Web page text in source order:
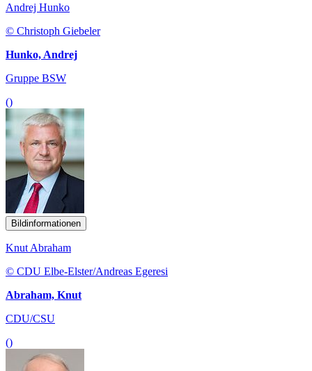
Andrej Hunko
© Christoph Giebeler
Hunko, Andrej
Gruppe BSW
()
Bildinformationen
Knut Abraham
© CDU Elbe-Elster/Andreas Egeresi
Abraham, Knut
CDU/CSU
()